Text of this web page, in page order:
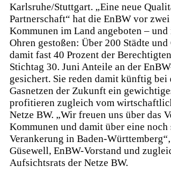
Karlsruhe/Stuttgart. „Eine neue
Partnerschaft“ hat die EnBW vor zwei
Kommunen im Land angeboten –
Ohren gestoßen: Über 200 Städte
damit fast 40 Prozent der
Stichtag 30. Juni Anteile an der
gesichert. Sie reden damit künftig bei
Gasnetzen der Zukunft ein
profitieren zugleich vom
Netze BW. „Wir freuen uns über das
Kommunen und damit über eine noch
Verankerung in Baden-
Güsewell, EnBW-Vorstand und
Aufsichtsrats der Netze BW.